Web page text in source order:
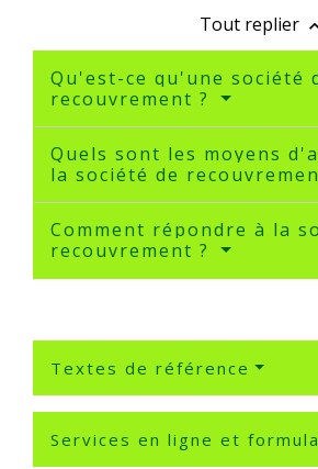
Tout replier
Qu'est-ce qu'une société
recouvrement ?
Quels sont les moyens
la société de
Comment répondre à la
recouvrement ?
Textes de référence
Services en ligne et